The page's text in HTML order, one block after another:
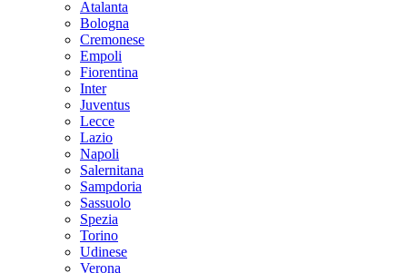
Atalanta
Bologna
Cremonese
Empoli
Fiorentina
Inter
Juventus
Lecce
Lazio
Napoli
Salernitana
Sampdoria
Sassuolo
Spezia
Torino
Udinese
Verona